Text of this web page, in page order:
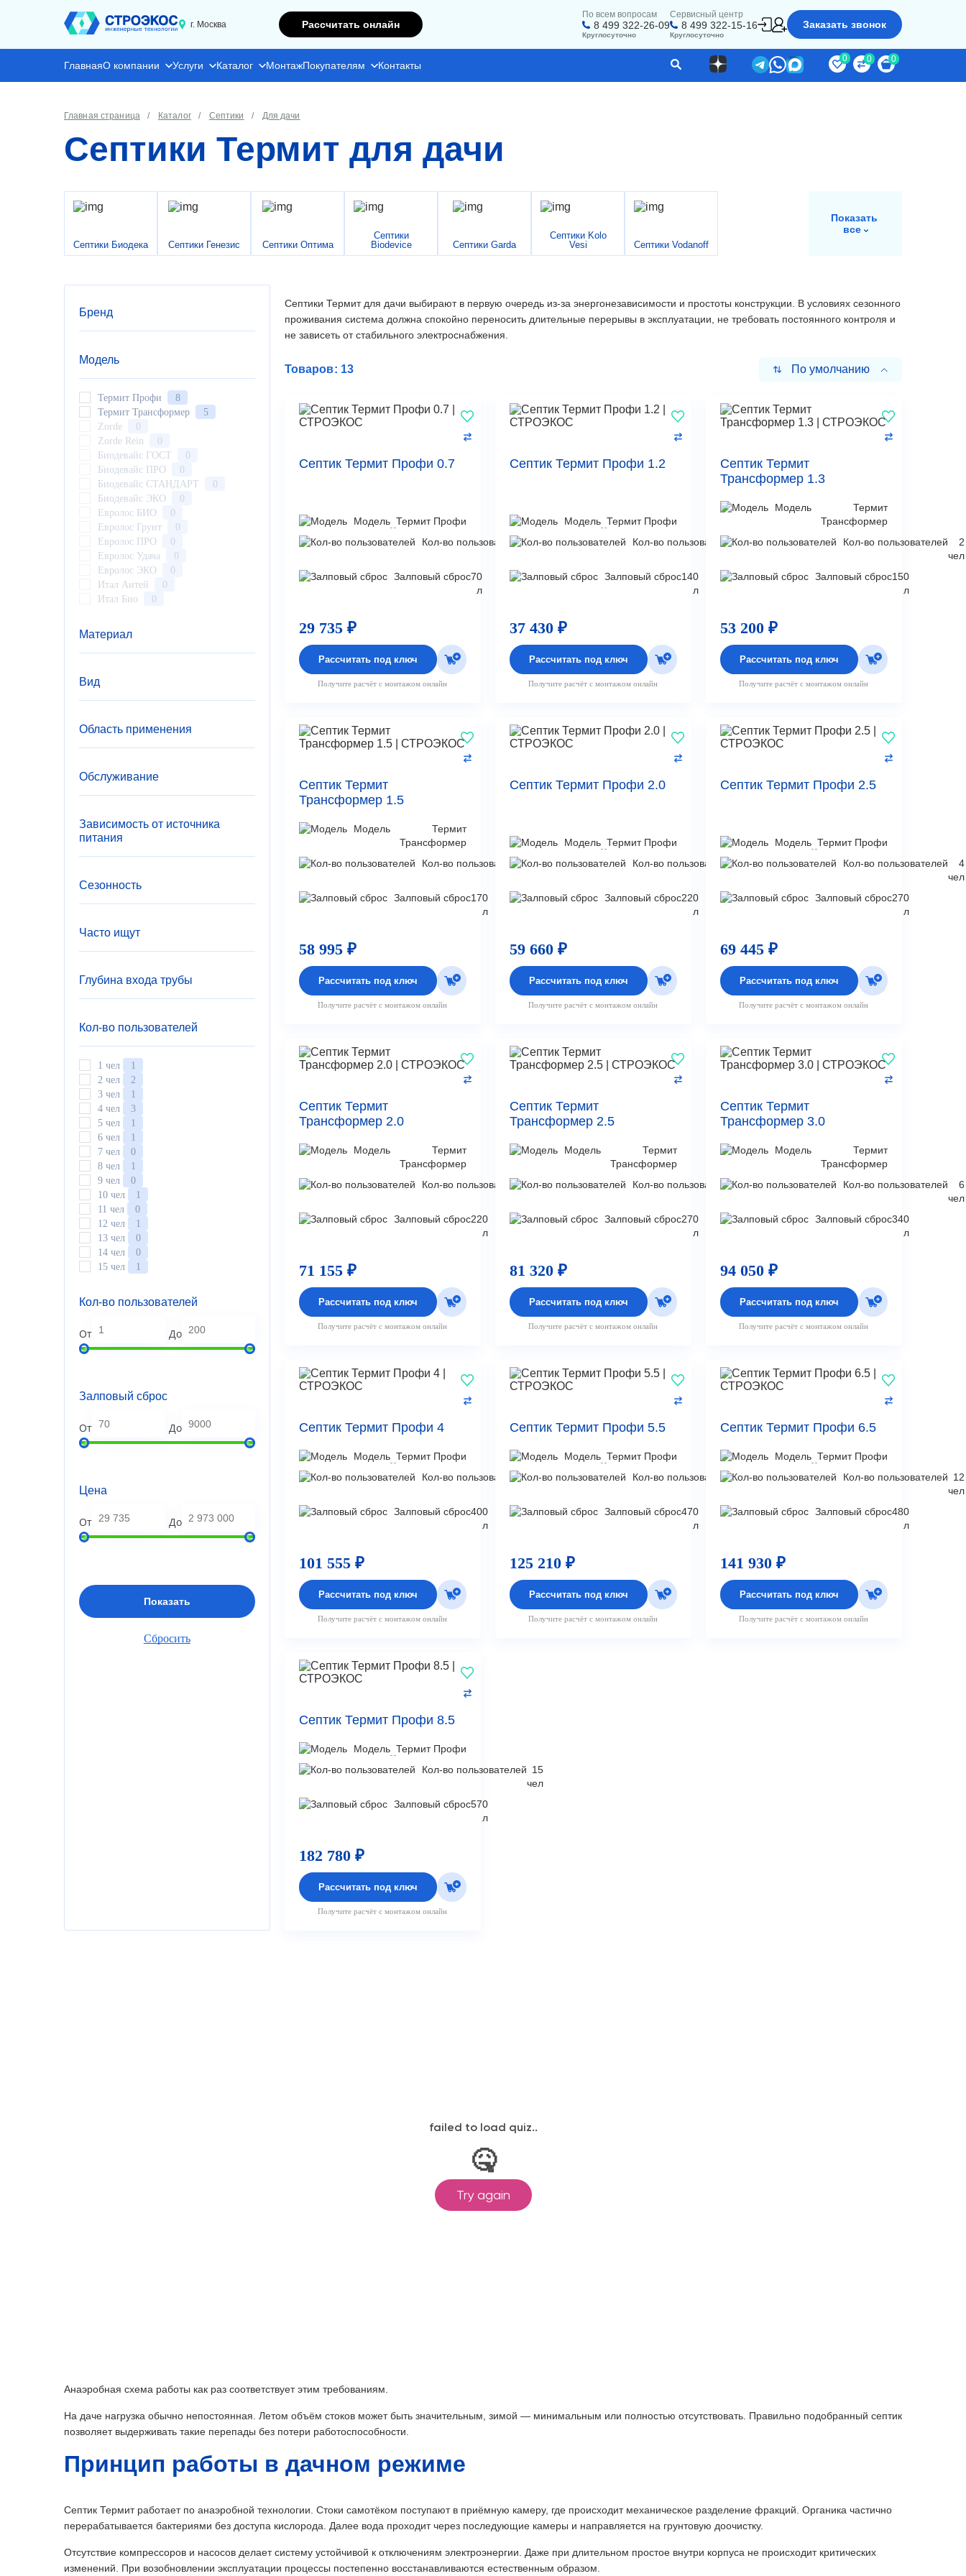
г. Москва Рассчитать онлайн
По всем вопросам
8 499 322-26-09
Круглосуточно
Сервисный центр
8 499 322-15-16
Круглосуточно
Заказать звонок
ГлавнаяО компании Услуги Каталог МонтажПокупателям Контакты
0 0 0
Главная страница Каталог Септики Для дачи
Септики Термит для дачи
Септики Биодека Септики Генезис Септики Оптима
Септики
Biodevice
Септики Garda
Септики Kolo
Vesi
Септики Vodanoff
Показать
все
Бренд
Модель
Zorde
0
Zorde Rein
0
Биодевайс ГОСТ
0
Биодевайс ПРО
0
Биодевайс СТАНДАРТ
0
Биодевайс ЭКО
0
Евролос БИО
0
Евролос Грунт
0
Евролос ПРО
0
Евролос Удача
0
Евролос ЭКО
0
Итал Антей
0
Итал Био
0
Малахит GEO
Малахит NERO
0
ТОПАС-С
Таман
0
Тверь AERO
0
Тверь PRO
Термит Профи
8
Термит Трансформер
5
Материал
Вид
Область применения
Обслуживание
Зависимость от источника
питания
Сезонность
Часто ищут
Глубина входа трубы
Кол-во пользователей
1 чел
1
2 чел
2
3 чел
1
4 чел
3
5 чел
1
6 чел
1
7 чел
0
8 чел
1
9 чел
0
10 чел
1
11 чел
0
12 чел
1
13 чел
0
14 чел
0
15 чел
1
18 чел
0
20 чел
23 чел
0
27 чел
0
33 чел
36 чел
0
75 чел
100 чел
150 чел
0
Кол-во пользователей
От До
Залповый сброс
От До
Цена
От До
Септики Термит для дачи выбирают в первую очередь из-за энергонезависимости и простоты конструкции. В условиях сезонного
проживания система должна спокойно переносить длительные перерывы в эксплуатации, не требовать постоянного контроля и
не зависеть от стабильного электроснабжения.
Товаров: 13 По умолчанию
Септик Термит Профи 0.7
Модель Термит Профи
Кол-во пользователей
1
Залповый сброс70
л
29 735 ₽
Рассчитать под ключ
Получите расчёт с монтажом онлайн
Септик Термит Профи 1.2
Модель Термит Профи
Кол-во пользователей
2
Залповый сброс140
л
37 430 ₽
Рассчитать под ключ
Получите расчёт с монтажом онлайн
Септик Термит
Трансформер 1.3
Модель
Термит
Трансформер
Кол-во пользователей
2
чел
Залповый сброс150
л
53 200 ₽
Рассчитать под ключ
Получите расчёт с монтажом онлайн
Септик Термит
Трансформер 1.5
Модель
Термит
Трансформер
Кол-во пользователей
3
Залповый сброс170
л
58 995 ₽
Рассчитать под ключ
Получите расчёт с монтажом онлайн
Септик Термит Профи 2.0
Модель Термит Профи
Кол-во пользователей
4
Залповый сброс220
л
59 660 ₽
Рассчитать под ключ
Получите расчёт с монтажом онлайн
Септик Термит Профи 2.5
Модель Термит Профи
Кол-во пользователей
4
чел
Залповый сброс270
л
69 445 ₽
Рассчитать под ключ
Получите расчёт с монтажом онлайн
Септик Термит
Трансформер 2.0
Модель
Термит
Трансформер
Кол-во пользователей
4
Залповый сброс220
л
71 155 ₽
Рассчитать под ключ
Получите расчёт с монтажом онлайн
Септик Термит
Трансформер 2.5
Модель
Термит
Трансформер
Кол-во пользователей
5
Залповый сброс270
л
81 320 ₽
Рассчитать под ключ
Получите расчёт с монтажом онлайн
Септик Термит
Трансформер 3.0
Модель
Термит
Трансформер
Кол-во пользователей
6
чел
Залповый сброс340
л
94 050 ₽
Рассчитать под ключ
Получите расчёт с монтажом онлайн
Септик Термит Профи 4
Модель Термит Профи
Кол-во пользователей
8
Залповый сброс400
л
101 555 ₽
Рассчитать под ключ
Получите расчёт с монтажом онлайн
Септик Термит Профи 5.5
Модель Термит Профи
Кол-во пользователей 10
Залповый сброс470
л
125 210 ₽
Рассчитать под ключ
Получите расчёт с монтажом онлайн
Септик Термит Профи 6.5
Модель Термит Профи
Кол-во пользователей 12
чел
Залповый сброс480
л
141 930 ₽
Рассчитать под ключ
Получите расчёт с монтажом онлайн
Септик Термит Профи 8.5
Модель Термит Профи
Кол-во пользователей 15
чел
Залповый сброс570
л
182 780 ₽
Рассчитать под ключ
Получите расчёт с монтажом онлайн
Анаэробная схема работы как раз соответствует этим требованиям.
На даче нагрузка обычно непостоянная. Летом объём стоков может быть значительным, зимой — минимальным или полностью отсутствовать. Правильно подобранный септик
позволяет выдерживать такие перепады без потери работоспособности.
Принцип работы в дачном режиме
Септик Термит работает по анаэробной технологии. Стоки самотёком поступают в приёмную камеру, где происходит механическое разделение фракций. Органика частично
перерабатывается бактериями без доступа кислорода. Далее вода проходит через последующие камеры и направляется на грунтовую доочистку.
Отсутствие компрессоров и насосов делает систему устойчивой к отключениям электроэнергии. Даже при длительном простое внутри корпуса не происходит критических
изменений. При возобновлении эксплуатации процессы постепенно восстанавливаются естественным образом.